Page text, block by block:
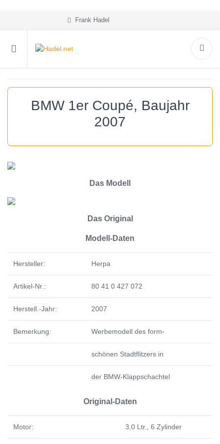
Frank Hadel
BMW 1er Coupé, Baujahr
2007
Das Modell
Das Original
Modell-Daten
Hersteller: Herpa
Artikel-Nr.: 80 41 0 427 072
Herstell.-Jahr: 2007
Bemerkung: Werbemodell des form-
schönen Stadtflitzers in
der BMW-Klappschachtel
Original-Daten
Motor: 3,0 Ltr., 6 Zylinder